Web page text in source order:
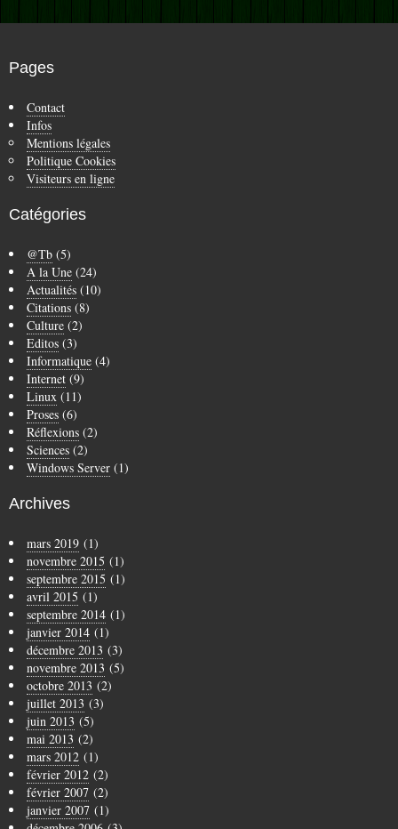
Pages
Contact
Infos
Mentions légales
Politique Cookies
Visiteurs en ligne
Catégories
@Tb (5)
A la Une (24)
Actualités (10)
Citations (8)
Culture (2)
Editos (3)
Informatique (4)
Internet (9)
Linux (11)
Proses (6)
Réflexions (2)
Sciences (2)
Windows Server (1)
Archives
mars 2019 (1)
novembre 2015 (1)
septembre 2015 (1)
avril 2015 (1)
septembre 2014 (1)
janvier 2014 (1)
décembre 2013 (3)
novembre 2013 (5)
octobre 2013 (2)
juillet 2013 (3)
juin 2013 (5)
mai 2013 (2)
mars 2012 (1)
février 2012 (2)
février 2007 (2)
janvier 2007 (1)